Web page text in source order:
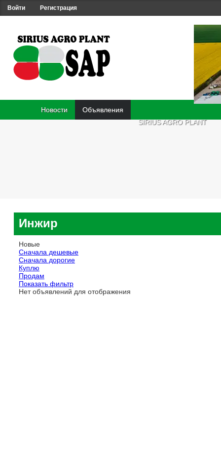
Войти Регистрация
Новости
Объявления
SIRIUS AGRO PLANT
Инжир
Новые
Сначала дешевые
Сначала дорогие
Куплю
Продам
Показать фильтр
Нет объявлений для отображения